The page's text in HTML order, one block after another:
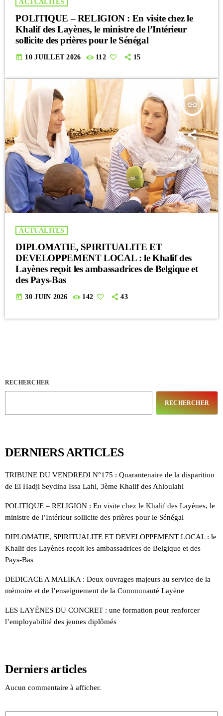
ACTUALITES
POLITIQUE – RELIGION : En visite chez le
Khalif des Layènes, le ministre de l’Intérieur
sollicite des prières pour le Sénégal
today 10 JUILLET 2026 112 15
insert_link
ACTUALITES
DIPLOMATIE, SPIRITUALITE ET
DEVELOPPEMENT LOCAL : le Khalif des
Layènes reçoit les ambassadrices de Belgique et
des Pays-Bas
today 30 JUIN 2026 142 43
RECHERCHER
RECHERCHER
DERNIERS ARTICLES
TRIBUNE DU VENDREDI N°175 : Quarantenaire de la disparition
de El Hadji Seydina Issa Lahi, 3ème Khalif des Ahloulahi
POLITIQUE – RELIGION : En visite chez le Khalif des Layènes, le
ministre de l’Intérieur sollicite des prières pour le Sénégal
DIPLOMATIE, SPIRITUALITE ET DEVELOPPEMENT LOCAL : le
Khalif des Layènes reçoit les ambassadrices de Belgique et des
Pays-Bas
DEDICACE A MALIKA : Deux ouvrages majeurs au service de la
mémoire et de l’enseignement de la Communauté Layène
LES LAYÈNES DU CONCRET : une formation pour renforcer
l’employabilité des jeunes diplômés
Derniers articles
Aucun commentaire à afficher.